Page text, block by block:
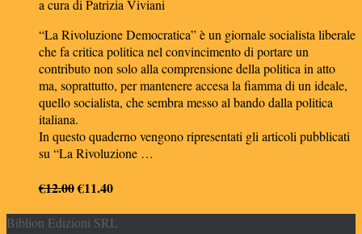
a cura di Patrizia Viviani
“La Rivoluzione Democratica” è un giornale socialista liberale
che fa critica politica nel convincimento di portare un
contributo non solo alla comprensione della politica in atto
ma, soprattutto, per mantenere accesa la fiamma di un ideale,
quello socialista, che sembra messo al bando dalla politica
italiana.
In questo quaderno vengono ripresentati gli articoli pubblicati
su “La Rivoluzione …
€12.00Il
originale
€11.40Il
attuale
Biblion Edizioni SRL